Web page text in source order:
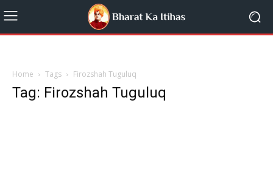
Home Tags Firozshah Tuguluq
Tag: Firozshah Tuguluq